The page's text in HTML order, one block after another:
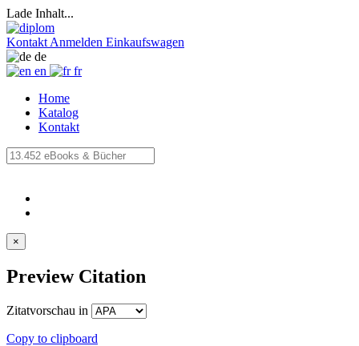
Lade Inhalt...
Kontakt Anmelden Einkaufswagen
de
en
fr
Home
Katalog
Kontakt
×
Preview Citation
Zitatvorschau in
Copy to clipboard